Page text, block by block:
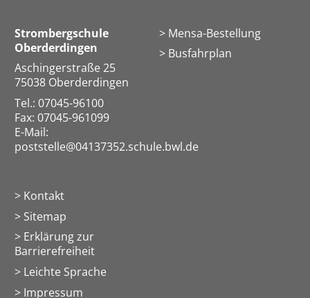
Strombergschule
Oberderdingen
Aschingerstraße 25
75038 Oberderdingen
Tel.: 07045-96100
Fax: 07045-961099
E-Mail:
poststelle@04137352.schule.bwl.de
Mensa-Bestellung
Busfahrplan
Kontakt
Sitemap
Erklärung zur
Barrierefreiheit
Leichte Sprache
Impressum